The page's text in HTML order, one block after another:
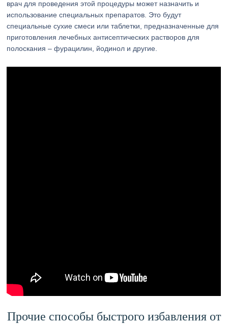
врач для проведения этой процедуры может назначить и
использование специальных препаратов. Это будут
специальные сухие смеси или таблетки, предназначенные для
приготовления лечебных антисептических растворов для
полоскания – фурацилин, йодинол и другие.
Прочие способы быстрого избавления от